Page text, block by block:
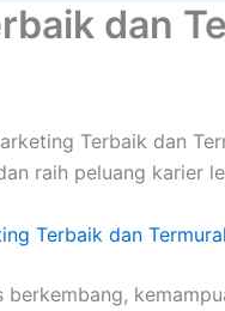
dan
Terbaik dan
raih peluang karier
Terbaik dan